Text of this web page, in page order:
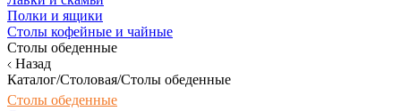
Полки и ящики
Столы кофейные и чайные
Столы обеденные
Назад
Каталог/Столовая/Столы обеденные
Столы обеденные